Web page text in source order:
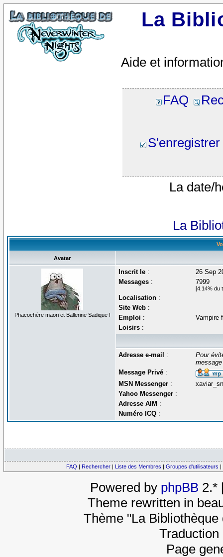
La
Aide et
FAQ
S'enregistrer
La date/
La
Avatar
Phacochère maori et Ballerine Sadique !
Inscrit le:
26 Sep
Messages: 7999
[4.14% du
Localisation:
Site Web:
Emploi :
Vampire
Loisirs:
Adresse e-mail :
Pour
Message Privé:
MSN Messenger:
Yahoo Messenger:
Adresse AIM :
Numéro ICQ:
FAQ | Rechercher | Liste des Membres | Groupes d'utilisateurs |
Powered by phpBB 2.*
Theme rewritten in
Thème "La
Page